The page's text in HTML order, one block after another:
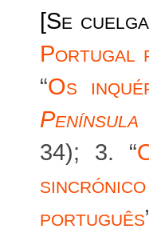
[Se
Portugal
“Os
Península
34); 3. “
português